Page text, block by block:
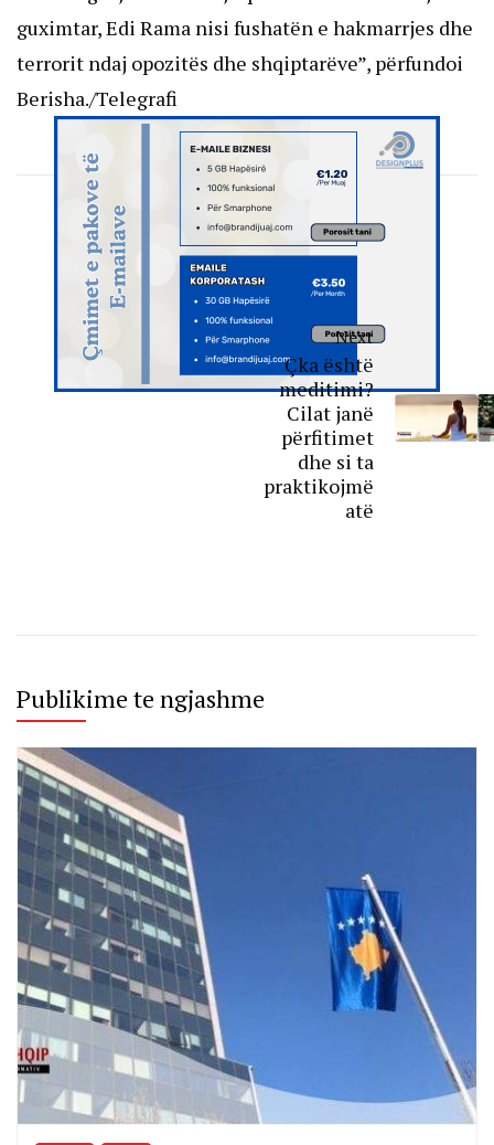
guximtar, Edi Rama nisi fushatën e hakmarrjes dhe
terrorit ndaj opozitës dhe shqiptarëve”, përfundoi
Berisha./Telegrafi
Next
Çka është
meditimi?
Cilat janë
përfitimet
dhe si ta
praktikojmë
atë
Publikime te ngjashme